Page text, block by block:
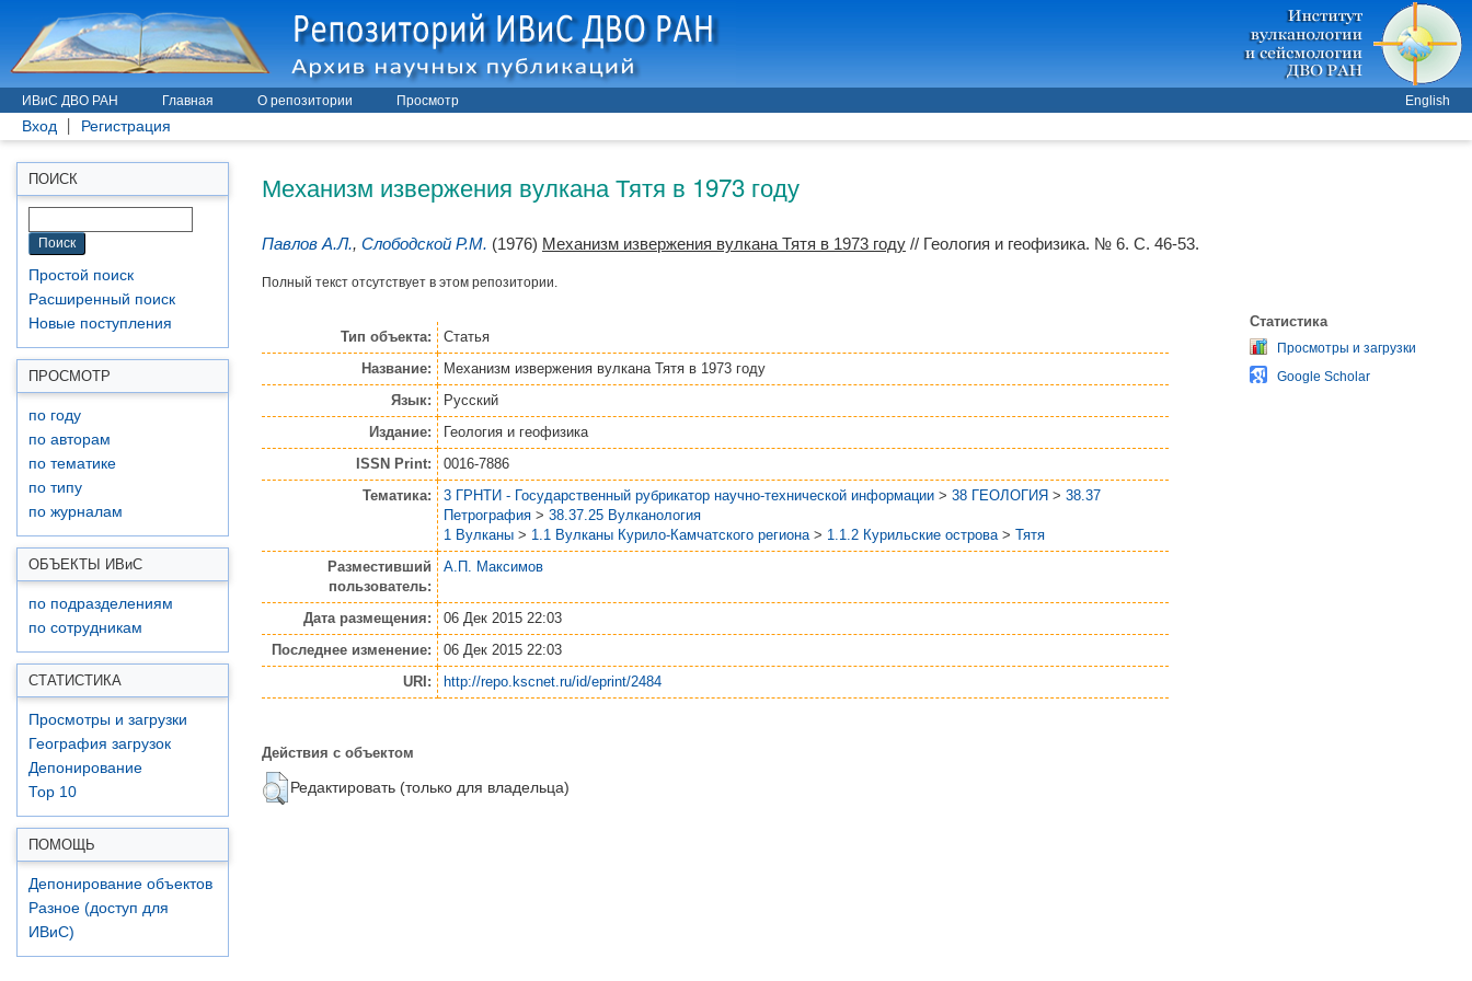
ИВиС ДВО РАН Главная О репозитории Просмотр English
Вход Регистрация
ПОИСК
Простой поиск
Расширенный поиск
Новые поступления
ПРОСМОТР
по году
по авторам
по тематике
по типу
по журналам
ОБЪЕКТЫ ИВиС
по подразделениям
по сотрудникам
СТАТИСТИКА
Просмотры и загрузки
География загрузок
Депонирование
Top 10
ПОМОЩЬ
Депонирование объектов
Разное (доступ для
ИВиС)
Механизм извержения вулкана Тятя в 1973 году
Павлов А.Л., Слободской Р.М. (1976) Механизм извержения вулкана Тятя в 1973 году // Геология и геофизика. № 6. С. 46-53.
Полный текст отсутствует в этом репозитории.
Тип объекта:
Статья
Название:
Механизм извержения вулкана Тятя в 1973 году
Язык:
Русский
Издание:
Геология и геофизика
ISSN Print:
0016-7886
Тематика:
3 ГРНТИ - Государственный рубрикатор научно-технической информации > 38 ГЕОЛОГИЯ > 38.37
Петрография > 38.37.25 Вулканология
1 Вулканы > 1.1 Вулканы Курило-Камчатского региона > 1.1.2 Курильские острова > Тятя
Разместивший
пользователь:
А.П. Максимов
Дата размещения:
06 Дек 2015 22:03
Последнее изменение:
06 Дек 2015 22:03
URI:
http://repo.kscnet.ru/id/eprint/2484
Действия с объектом
Редактировать (только для владельца)
Статистика
Просмотры и загрузки
Google Scholar